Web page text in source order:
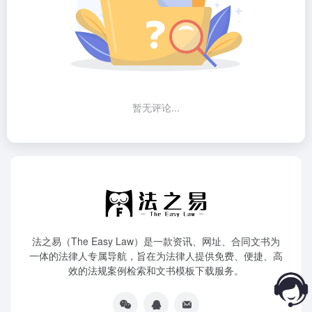
暂无评论...
法之易（The Easy Law）是一款资讯、网址、合同文书为
一体的法律人专属导航，旨在为法律人提供免费、便捷、高
效的法规案例检索和文书模板下载服务。